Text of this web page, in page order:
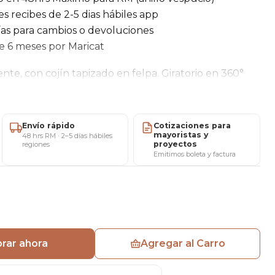
recibes de 2-5 dias hábiles app
para cambios o devoluciones
meses por Maricat
con cojín tapizado en felpa. Giratorio en 360°
Mínimo 60cm Máximo 80cm
seguro con tu compra, por lo que ofrecemos una
cualquier daño de fábrica que pueda presentar el
Envío rápido
48 hrs RM · 2–5 días hábiles
regiones
Cotizaciones para
mayoristas y
proyectos
Emitimos boleta y factura
Agregar al Carro
ahora